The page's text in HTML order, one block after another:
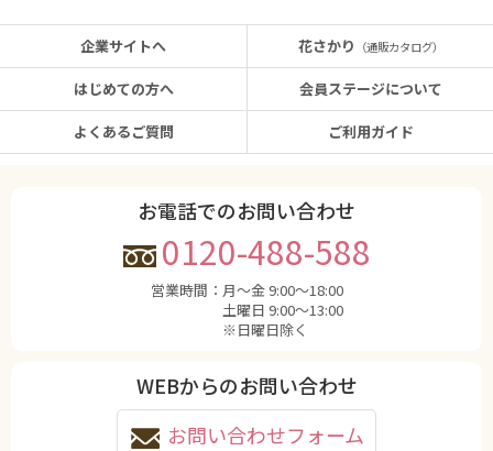
企業サイトへ
はじめての方へ
よくあるご質問
花さかり （通販カタログ）
会員ステージについて
ご利用ガイド
お電話でのお問い合わせ
0120-488-588
営業時間： 月〜金 9:00〜18:00
土曜日 9:00〜13:00
※日曜日除く
WEBからのお問い合わせ
お問い合わせフォーム